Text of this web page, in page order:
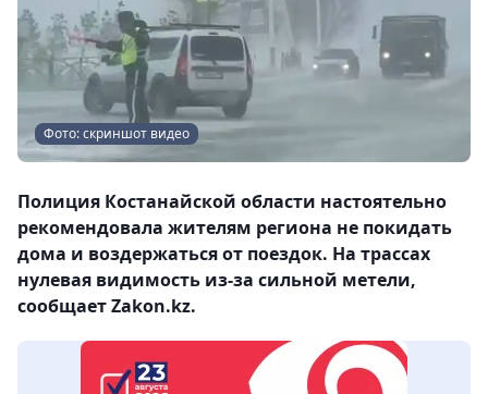
Фото: скриншот видео
Полиция Костанайской области настоятельно
рекомендовала жителям региона не покидать
дома и воздержаться от поездок. На трассах
нулевая видимость из-за сильной метели,
сообщает Zakon.kz.